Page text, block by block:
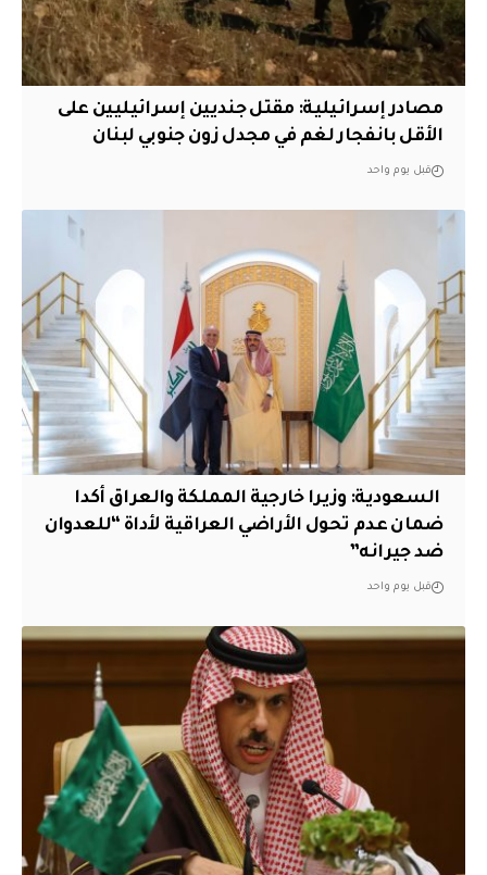
مصادر إسرائيلية: مقتل جنديين إسرائيليين على
الأقل بانفجار لغم في مجدل زون جنوبي لبنان
قبل يوم واحد
‏ السعودية: وزيرا خارجية المملكة والعراق أكدا
ضمان عدم تحول الأراضي العراقية لأداة “للعدوان
ضد جيرانه”
قبل يوم واحد